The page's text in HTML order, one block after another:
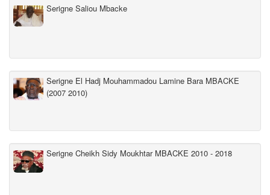
Serigne Saliou Mbacke
Serigne El Hadj Mouhammadou Lamine Bara MBACKE
(2007 2010)
Serigne Cheikh Sidy Moukhtar MBACKE 2010 - 2018